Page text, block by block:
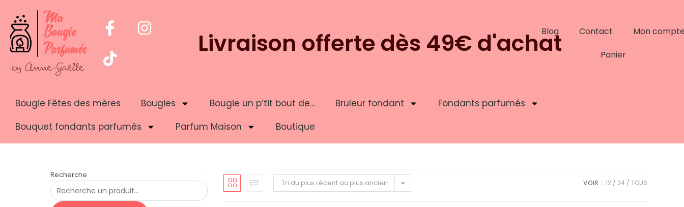
Livraison offerte dès 49€ d'achat
Blog Contact
Mon
Panier
Bougie Fêtes des mères Bougies Bougie un p’tit bout de… Bruleur fondant
Fondants parfumés
Bouquet fondants parfumés
Parfum Maison Boutique
Recherche
Tri du plus récent au plus ancien VOIR : 12 24 TOUS